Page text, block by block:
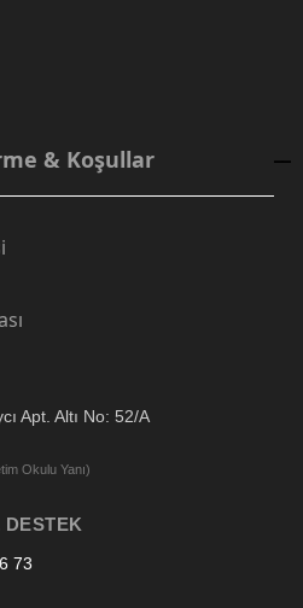
& Koşullar
Apt. Altı No: 52/A
Okulu Yanı)
73